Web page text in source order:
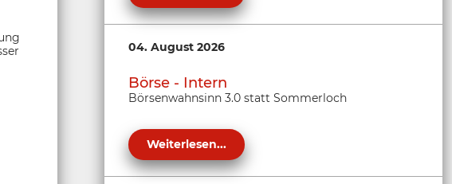
04. August 2026
Börse - Intern
Börsenwahnsinn 3.0 statt Sommerloch
Weiterlesen...